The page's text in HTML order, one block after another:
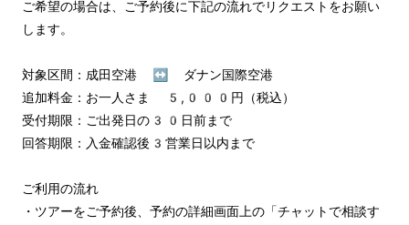
ご希望の場合は、ご予約後に下記の流れでリクエストをお願い
します。
対象区間：成田空港 ↔︎ ダナン国際空港
追加料金：お一人さま 5,000円（税込）
受付期限：ご出発日の30日前まで
回答期限：入金確認後3営業日以内まで
ご利用の流れ
・ツアーをご予約後、予約の詳細画面上の「チャットで相談す